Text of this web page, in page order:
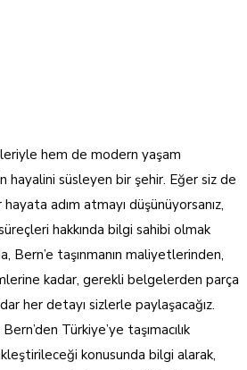
hem de modern yaşam
hayalini süsleyen bir şehir. Eğer siz de
adım atmayı düşünüyorsanız,
hakkında bilgi sahibi olmak
Bern’e taşınmanın maliyetlerinden,
kadar, gerekli belgelerden parça
her detayı sizlerle paylaşacağız.
Türkiye’ye taşımacılık
konusunda bilgi alarak,